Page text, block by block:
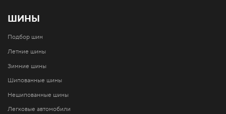
ШИНЫ
Подбор шин
Летние шины
Зимние шины
Шипованные шины
Нешипованные шины
Легковые автомобили